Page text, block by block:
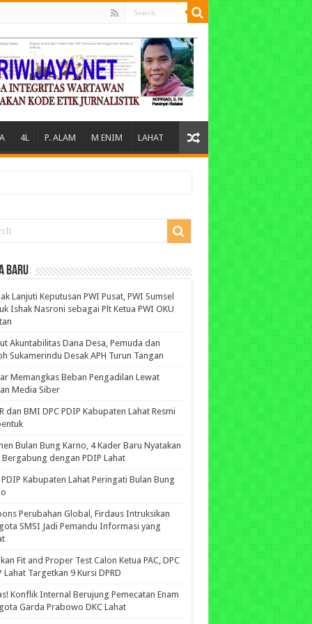
4L P. ALAM M ENIM LAHAT
BARU
Lanjuti Keputusan PWI Pusat, PWI Sumsel
Ishak Nasroni sebagai Plt Ketua PWI OKU
Akuntabilitas Dana Desa, Pemuda dan
Sukamerindu Desak APH Turun Tangan
Memangkas Beban Pengadilan Lewat
Media Siber
dan BMI DPC PDIP Kabupaten Lahat Resmi
Bulan Bung Karno, 4 Kader Baru Nyatakan
Bergabung dengan PDIP Lahat
PDIP Kabupaten Lahat Peringati Bulan Bung
Perubahan Global, Firdaus Intruksikan
SMSI Jadi Pemandu Informasi yang
Fit and Proper Test Calon Ketua PAC, DPC
Lahat Targetkan 9 Kursi DPRD
Konflik Internal Berujung Pemecatan Enam
Garda Prabowo DKC Lahat